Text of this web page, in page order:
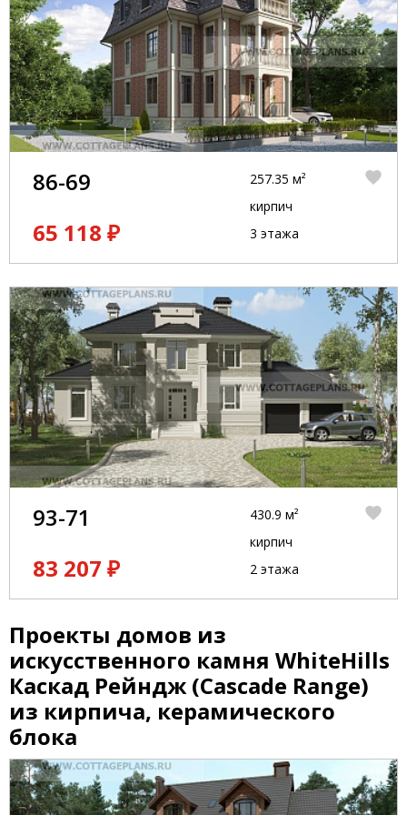
технологиями и
возможностями
полиграфии.
86-69
65 118 ₽
257.35 м²
кирпич
3 этажа
93-71
83 207 ₽
430.9 м²
кирпич
2 этажа
Проекты домов из
искусственного камня WhiteHills
Каскад Рейндж (Cascade Range)
из кирпича, керамического
блока